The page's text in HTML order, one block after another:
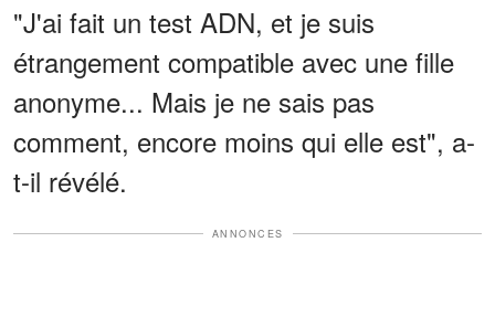
"J'ai fait un test ADN, et je suis
étrangement compatible avec une fille
anonyme... Mais je ne sais pas
comment, encore moins qui elle est", a-
t-il révélé.
ANNONCES